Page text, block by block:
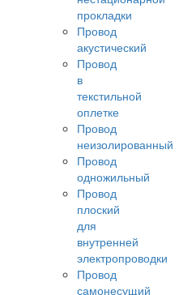
прокладки
Провод
акустический
Провод
в
текстильной
оплетке
Провод
неизолированный
Провод
одножильный
Провод
плоский
для
внутренней
электропроводки
Провод
самонесущий